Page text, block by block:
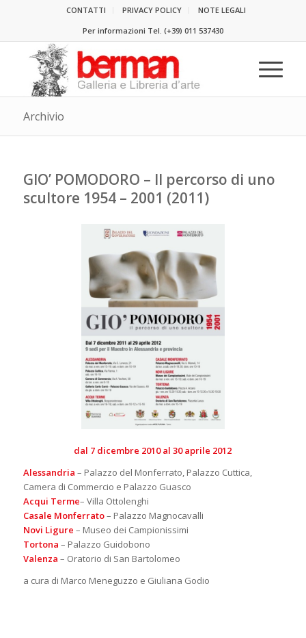
CONTATTI PRIVACY POLICY
NOTE LEGALI
Per informazioni Tel. (+39) 011 537430
Archivio
GIO’ POMODORO – Il percorso di uno
scultore 1954 – 2001 (2011)
dal 7 dicembre 2010 al 30 aprile 2012
Alessandria – Palazzo del Monferrato, Palazzo Cuttica,
Camera di Commercio e Palazzo Guasco
Acqui Terme– Villa Ottolenghi
Casale Monferrato– Palazzo Magnocavalli
Novi Ligure – Museo dei Campionissimi
Tortona – Palazzo Guidobono
Valenza – Oratorio di San Bartolomeo
a cura di Marco Meneguzzo e Giuliana Godio